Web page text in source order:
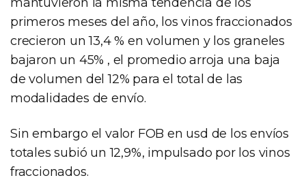
primeros meses del año, los vinos fraccionados
crecieron un 13,4 % en volumen y los graneles
bajaron un 45% , el promedio arroja una baja
de volumen del 12% para el total de las
modalidades de envío.
Sin embargo el valor FOB en usd de los envíos
totales subió un 12,9%, impulsado por los vinos
fraccionados.